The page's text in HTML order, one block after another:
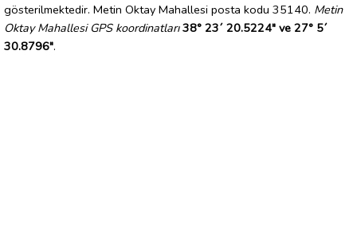
gösterilmektedir. Metin Oktay Mahallesi posta kodu 35140. Metin
Oktay Mahallesi GPS koordinatları 38° 23´ 20.5224" ve 27° 5´
30.8796".